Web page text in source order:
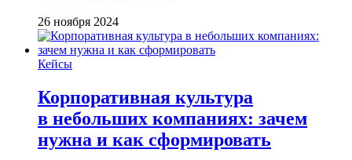
26 ноября 2024
Кейсы
Корпоративная культура
в небольших компаниях: зачем
нужна и как сформировать